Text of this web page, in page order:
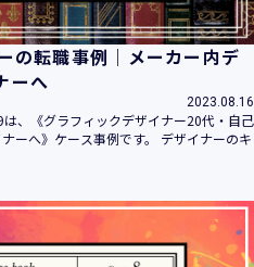
の転職事例｜メーカー内デ
ーへ
2023.08.16
、《グラフィックデザイナー20代・自己
ーへ》ケース事例です。 デザイナーのキ